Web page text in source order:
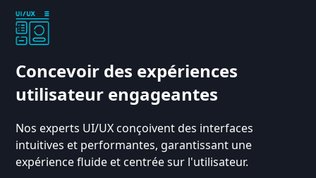
Concevoir des expériences
utilisateur engageantes
Nos experts UI/UX conçoivent des interfaces
intuitives et performantes, garantissant une
expérience fluide et centrée sur l'utilisateur.